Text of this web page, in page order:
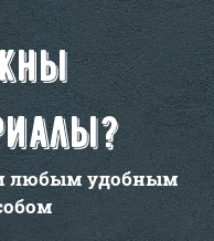
любым удобным